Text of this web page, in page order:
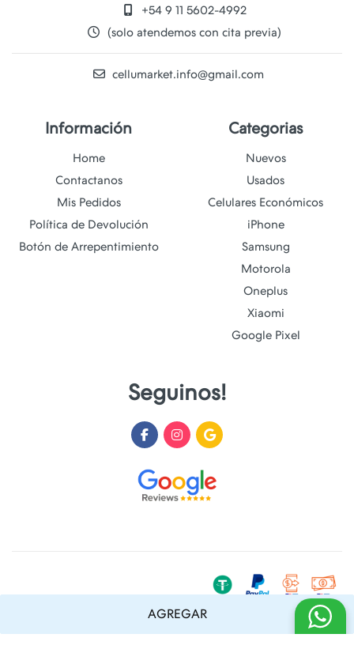
AGREGAR
+54 9 11 5602-4992
(solo atendemos con cita previa)
cellumarket.info@gmail.com
Información
Home
Contactanos
Mis Pedidos
Política de Devolución
Botón de Arrepentimiento
Categorias
Nuevos
Usados
Celulares Económicos
iPhone
Samsung
Motorola
Oneplus
Xiaomi
Google Pixel
Seguinos!
Desarrollado y Diseñado por FoxTienda